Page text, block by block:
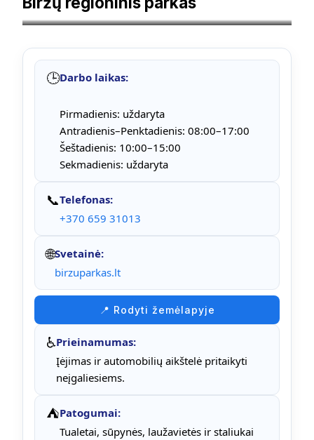
🕒Darbo laikas:
Pirmadienis: uždaryta
Antradienis–Penktadienis: 08:00–17:00
Šeštadienis: 10:00–15:00
Sekmadienis: uždaryta
📞Telefonas:
+370 659 31013
🌐Svetainė:
birzuparkas.lt
📍 Rodyti žemėlapyje
♿Prieinamumas:
Įėjimas ir automobilių aikštelė pritaikyti
neįgaliesiems.
⛺Patogumai:
Tualetai, sūpynės, laužavietės ir staliukai